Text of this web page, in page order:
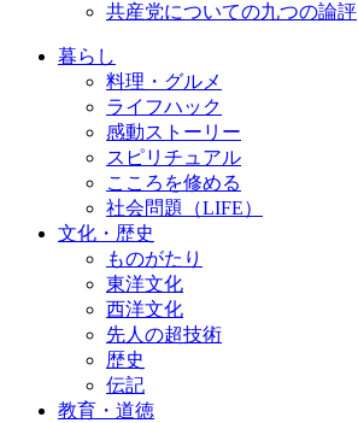
共産党についての九つの論評
暮らし
料理・グルメ
ライフハック
感動ストーリー
スピリチュアル
こころを修める
社会問題（LIFE）
文化・歴史
ものがたり
東洋文化
西洋文化
先人の超技術
歴史
伝記
教育・道徳